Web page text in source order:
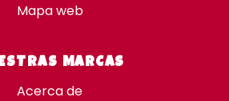
Mapa web
MARCAS
Acerca de